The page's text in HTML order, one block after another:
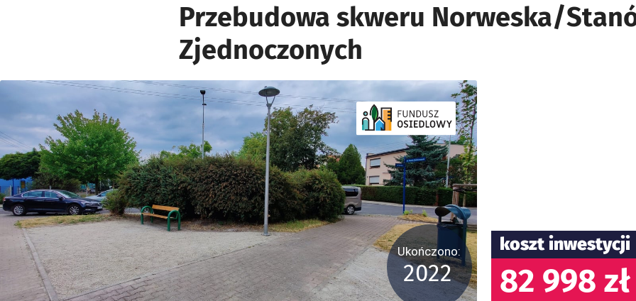
Przebudowa skweru Norweska/
Zjednoczonych
Kliknij, aby powiększyć
Ukończono:
2022
koszt inwestycji
82 998 zł